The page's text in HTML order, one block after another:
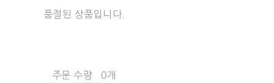
품절된 상품입니다.
주문 수량
0개